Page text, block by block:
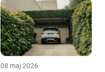
08 maj 2026